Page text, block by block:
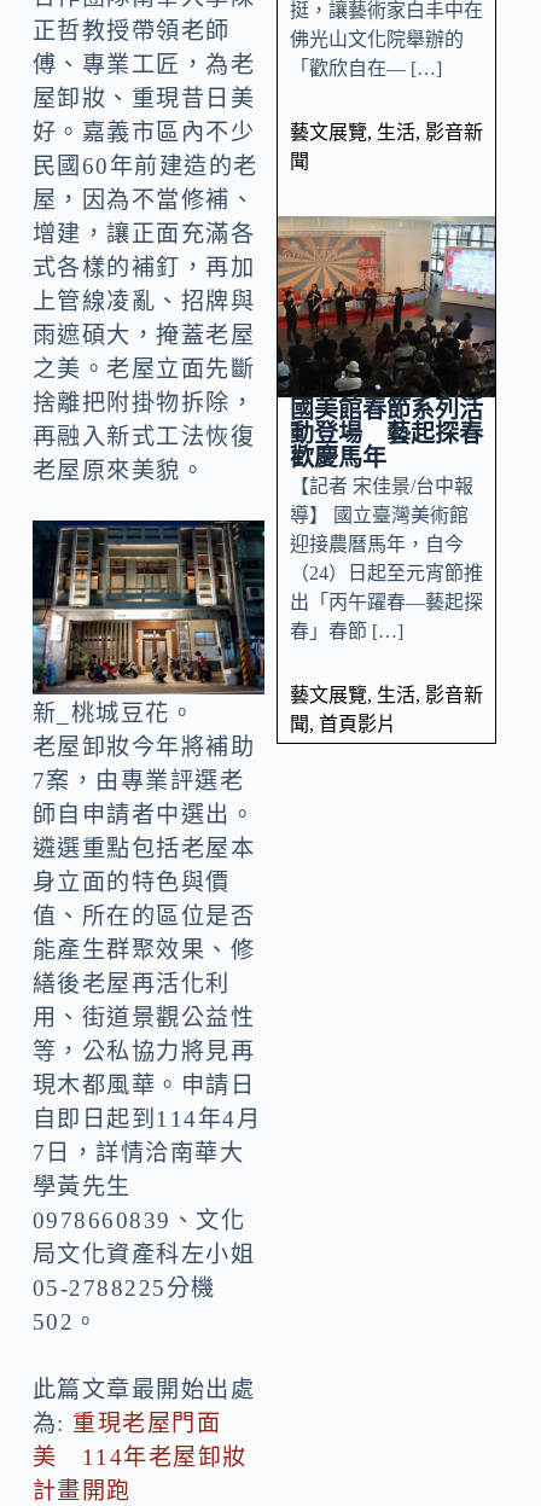
正哲教授帶領老師
傅、專業工匠，為老
屋卸妝、重現昔日美
好。嘉義市區內不少
民國60年前建造的老
屋，因為不當修補、
增建，讓正面充滿各
式各樣的補釘，再加
上管線凌亂、招牌與
雨遮碩大，掩蓋老屋
之美。老屋立面先斷
捨離把附掛物拆除，
再融入新式工法恢復
老屋原來美貌。
新_桃城豆花。
老屋卸妝今年將補助
7案，由專業評選老
師自申請者中選出。
遴選重點包括老屋本
身立面的特色與價
值、所在的區位是否
能產生群聚效果、修
繕後老屋再活化利
用、街道景觀公益性
等，公私協力將見再
現木都風華。申請日
自即日起到114年4月
7日，詳情洽南華大
學黃先生
0978660839、文化
局文化資產科左小姐
05-2788225分機
502。
此篇文章最開始出處
為: 重現老屋門面
美 114年老屋卸妝
計畫開跑
挺，讓藝術家白丰中在
佛光山文化院舉辦的
「歡欣自在— […]
藝文展覽, 生活, 影音新
聞
國美館春節系列活
動登場 藝起探春
歡慶馬年
【記者 宋佳景/台中報
導】 國立臺灣美術館
迎接農曆馬年，自今
（24）日起至元宵節推
出「丙午躍春—藝起探
春」春節 […]
藝文展覽, 生活, 影音新
聞, 首頁影片